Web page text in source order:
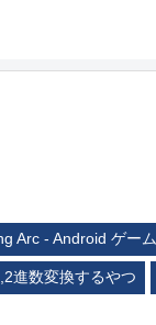
Arc - Android ゲーム
進数変換するやつ